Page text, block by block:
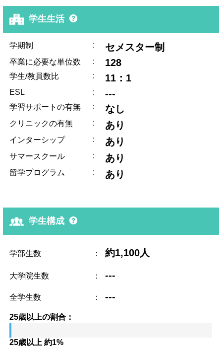
学生生活
学期制 : セメスター制
卒業に必要な単位数 : 128
学生/教員数比 : 11：1
ESL : ---
学習サポートの有無 : なし
クリニックの有無 : あり
インターシップ : あり
サマースクール : あり
留学プログラム : あり
学生構成
学部生数 ： 約1,100人
大学院生数 ： ---
全学生数 ： ---
25歳以上の割合：
25歳以上 約1%